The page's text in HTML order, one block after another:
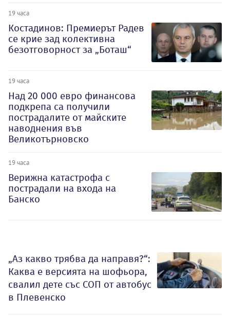
19 часа
Костадинов: Премиерът Радев
се крие зад колективна
безотговорност за „Боташ“
19 часа
Над 20 000 евро финансова
подкрепа са получили
пострадалите от майските
наводнения във
Великотърновско
19 часа
Верижна катастрофа с
пострадали на входа на
Банско
„Аз какво трябва да направя?“:
Каква е версията на шофьора,
свалил дете със СОП от автобус
в Плевенско